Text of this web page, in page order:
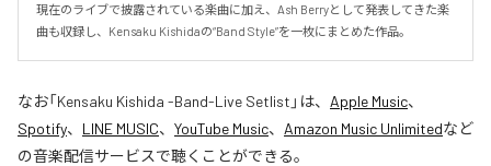
現在のライブで披露されている楽曲に加え、Ash Berryとして発表してきた楽
曲も収録し、Kensaku Kishidaの“Band Style”を一枚にまとめた作品。
なお「Kensaku Kishida -Band-Live Setlist 」は、 Apple Music、
Spotify、 LINE MUSIC、 YouTube Music、 Amazon Music Unlimitedなど
の音楽配信サービスで聴くことができる。